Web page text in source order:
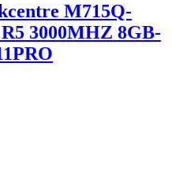
M715Q-
3000MHZ 8GB-